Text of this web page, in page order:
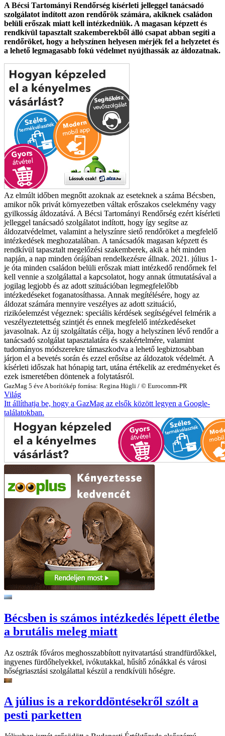
A Bécsi Tartományi Rendőrség kísérleti jelleggel tanácsadó
szolgálatot indított azon rendőrök számára, akiknek családon
belüli erőszak miatt kell intézkedniük. A magasan képzett és
rendkívül tapasztalt szakemberekből álló csapat abban segíti a
rendőröket, hogy a helyszínen helyesen mérjék fel a helyzetet és
a lehető legmagasabb fokú védelmet nyújthassák az áldozatnak.
Az elmúlt időben megnőtt azoknak az eseteknek a száma Bécsben,
amikor nők privát környezetben váltak erőszakos cselekmény vagy
gyilkosság áldozatává. A Bécsi Tartományi Rendőrség ezért kísérleti
jelleggel tanácsadó szolgálatot indított, hogy így segítse az
áldozatvédelmet, valamint a helyszínre siető rendőröket a megfelelő
intézkedések meghozatalában. A tanácsadók magasan képzett és
rendkívül tapasztalt megelőzési szakemberek, akik a hét minden
napján, a nap minden órájában rendelkezésre állnak. 2021. július 1-
je óta minden családon belüli erőszak miatt intézkedő rendőrnek fel
kell vennie a szolgálattal a kapcsolatot, hogy annak útmutatásával a
jogilag legjobb és az adott szituációban legmegfelelőbb
intézkedéseket foganatosíthassa. Annak megítélésére, hogy az
áldozat számára mennyire veszélyes az adott szituáció,
rizikóelemzést végeznek: speciális kérdések segítségével felmérik a
veszélyeztetettség szintjét és ennek megfelelő intézkedéseket
javasolnak. Az új szolgáltatás célja, hogy a helyszínen lévő rendőr a
tanácsadó szolgálat tapasztalatára és szakértelmére, valamint
tudományos módszerekre támaszkodva a lehető legbiztosabban
járjon el a bevetés során és ezzel erősítse az áldozatok védelmét. A
kísérleti időszak hat hónapig tart, utána értékelik az eredményeket és
ezek ismeretében döntenek a folytatásról.
GazMag 5 éve A borítókép forrása: Regina Hügli / © Eurocomm-PR
Világ
Itt állíthatja be, hogy a GazMag az elsők között legyen a Google-
találatokban.
Bécsben is számos intézkedés lépett életbe
a brutális meleg miatt
Az osztrák főváros meghosszabbított nyitvatartású strandfürdőkkel,
ingyenes fürdőhelyekkel, ivókutakkal, hűsítő zónákkal és városi
hőségriasztási szolgálattal készül a rendkívüli hőségre.
A július is a rekorddöntésekről szólt a
pesti parketten